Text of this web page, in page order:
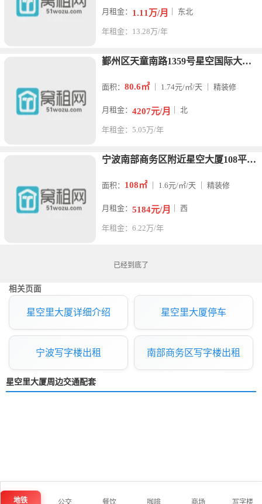
月租金： 1.11万/月 ｜ 东北
年租金：13.28万/年
鄞州区天童南路1359号星空国际大厦80平米办公楼出租户型方
面积： 80.6㎡｜ 1.74元/㎡/天 ｜ 精装修
月租金： 4207元/月 ｜ 北
年租金：5.05万/年
宁波南部商务区附近星空大厦108平2隔间 朝西出租
面积： 108㎡｜ 1.6元/㎡/天 ｜ 精装修
月租金： 5184元/月 ｜ 西
年租金：6.22万/年
已经到底了
相关页面
星空里大厦详细介绍 星空里大厦停车
宁波写字楼出租 南部商务区写字楼出租
星空里大厦周边交通配套
地铁 公交 餐饮 咖啡 商场 写字楼